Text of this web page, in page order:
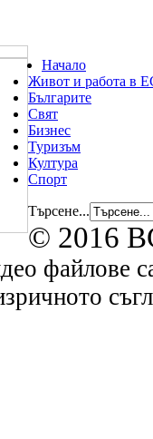
Начало
Живот и работа в
Българите
Свят
Бизнес
Туризъм
Култура
Спорт
Търсене...
© 2016
файлове